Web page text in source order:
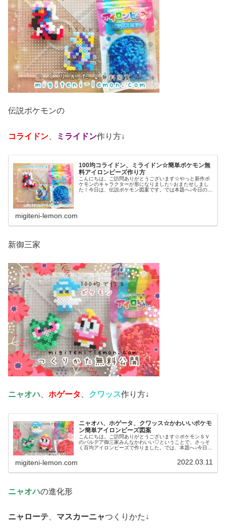
伝説ポケモンの
コライドン ミライドン作り方↓
100均コライドン、ミライドン☆簡単ポケモン無
料アイロンビーズ作り方
こんにちは。ご訪問ありがとうございます☆やっと新作ポ
ケモンのキャラクターが形になりました✨おまたせしまし
た！今日は、伝説ポケモン図案です。では本題へ↓今日の作
migiteni-lemon.com
新御三家
ニャオハ、 ホゲータ 、 クワッス作り方↓
ニャオハ、ホゲータ、クワッス☆かわいいポケモ
ン簡単アイロンビーズ図案
こんにちは。ご訪問ありがとうございます☆ポケモンＳＶ
のパルデア御三家みんなかわいい♡ということで、さっそ
く百均アイロンビーズで作りました。では、本題へ↓今日の
migiteni-lemon.com 2022.03.11
ニャオハの進化形
ニャローテ マスカーニャつくりかた↓